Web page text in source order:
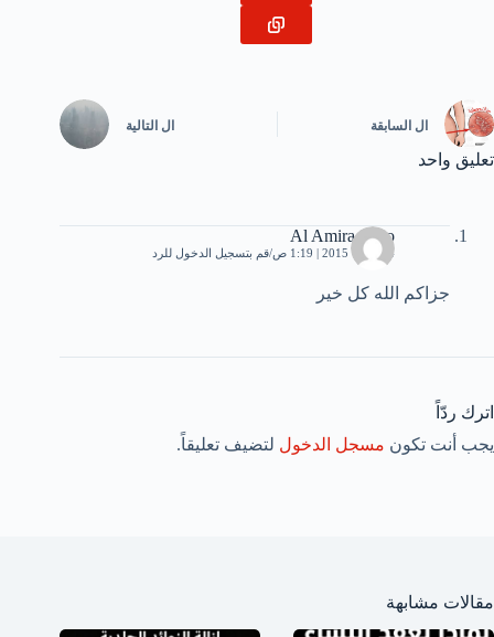
ال السابقة ال التالية
تعليق واحد
Al Amira mero
4 أكتوبر، 2015 | 1:19 ص قم بتسجيل الدخول للرد
جزاكم الله كل خير
اترك ردّاً
يجب أنت تكون مسجل الدخول لتضيف تعليقاً.
مقالات مشابهة